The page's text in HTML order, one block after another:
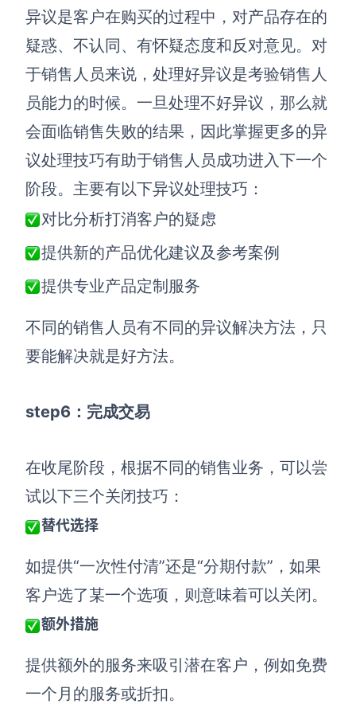
异议是客户在购买的过程中，对产品存在的
疑惑、不认同、有怀疑态度和反对意见。对
于销售人员来说，处理好异议是考验销售人
员能力的时候。一旦处理不好异议，那么就
会面临销售失败的结果，因此掌握更多的异
议处理技巧有助于销售人员成功进入下一个
阶段。主要有以下异议处理技巧：
对比分析打消客户的疑虑
提供新的产品优化建议及参考案例
提供专业产品定制服务
不同的销售人员有不同的异议解决方法，只
要能解决就是好方法。
step6：完成交易
在收尾阶段，根据不同的销售业务，可以尝
试以下三个关闭技巧：
替代选择
如提供“一次性付清”还是“分期付款”，如果
客户选了某一个选项，则意味着可以关闭。
额外措施
提供额外的服务来吸引潜在客户，例如免费
一个月的服务或折扣。